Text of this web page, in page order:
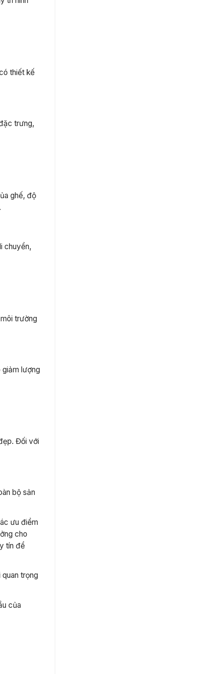
thiết kế
trưng,
ghế, độ
chuyển,
trường
giảm lượng
Đối với
bộ sản
ưu điểm
cho
tín để
trọng
của